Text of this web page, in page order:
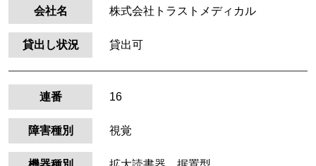
会社名 株式会社トラストメディカル
貸出し状況 貸出可
連番 16
障害種別 視覚